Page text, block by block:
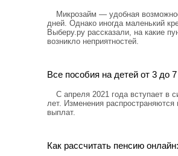
Микрозайм — удобная
дней. Однако иногда маленький
Выберу.ру рассказали, на какие
возникло неприятностей.
Все пособия на детей от 3 до
С апреля 2021 года вступает в
лет. Изменения
выплат.
Как рассчитать пенсию